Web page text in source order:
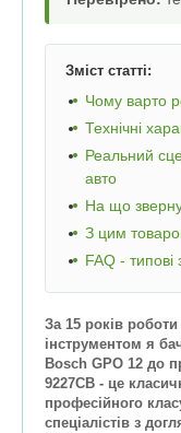
Зміст статті:
Чому варто
Технічні
Реальний
авто
На що
З цим
FAQ - типові
За 15 років
інструментом я
Bosch GPO 12 до
9227СВ - це
професійного
спеціалістів з